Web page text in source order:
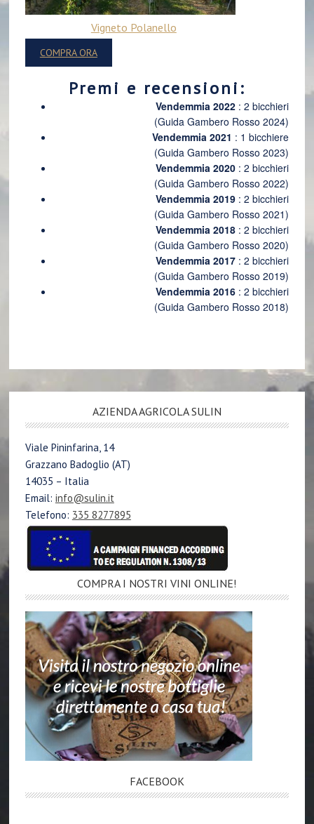
Vigneto Polanello
COMPRA ORA
Premi e recensioni:
Vendemmia 2022 : 2 bicchieri
(Guida Gambero Rosso 2024)
Vendemmia 2021 : 1 bicchiere
(Guida Gambero Rosso 2023)
Vendemmia 2020 : 2 bicchieri
(Guida Gambero Rosso 2022)
Vendemmia 2019 : 2 bicchieri
(Guida Gambero Rosso 2021)
Vendemmia 2018 : 2 bicchieri
(Guida Gambero Rosso 2020)
Vendemmia 2017 : 2 bicchieri
(Guida Gambero Rosso 2019)
Vendemmia 2016 : 2 bicchieri
(Guida Gambero Rosso 2018)
AZIENDA AGRICOLA SULIN
Viale Pininfarina, 14
Grazzano Badoglio (AT)
14035 – Italia
Email: info@sulin.it
Telefono: 335 8277895
COMPRA I NOSTRI VINI ONLINE!
FACEBOOK